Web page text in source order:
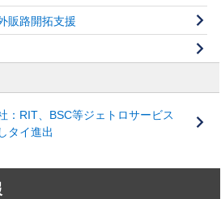
販路開拓支援
：RIT、BSC等ジェトロサービス
タイ進出